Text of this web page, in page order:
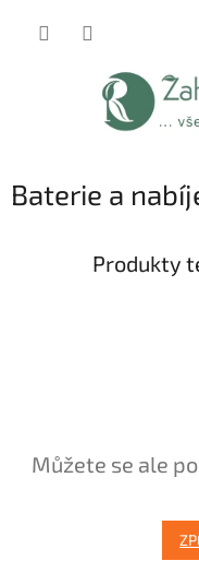
Baterie a
Produkty
Můžete se ale